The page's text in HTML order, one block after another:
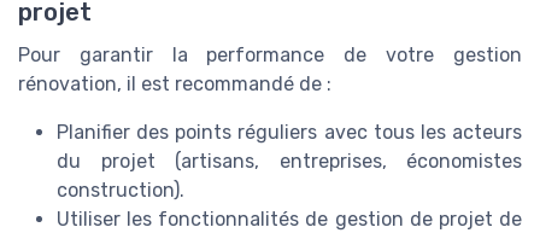
projet
Pour garantir la performance de votre gestion
rénovation, il est recommandé de :
Planifier des points réguliers avec tous les acteurs
du projet (artisans, entreprises, économistes
construction).
Utiliser les fonctionnalités de gestion de projet de